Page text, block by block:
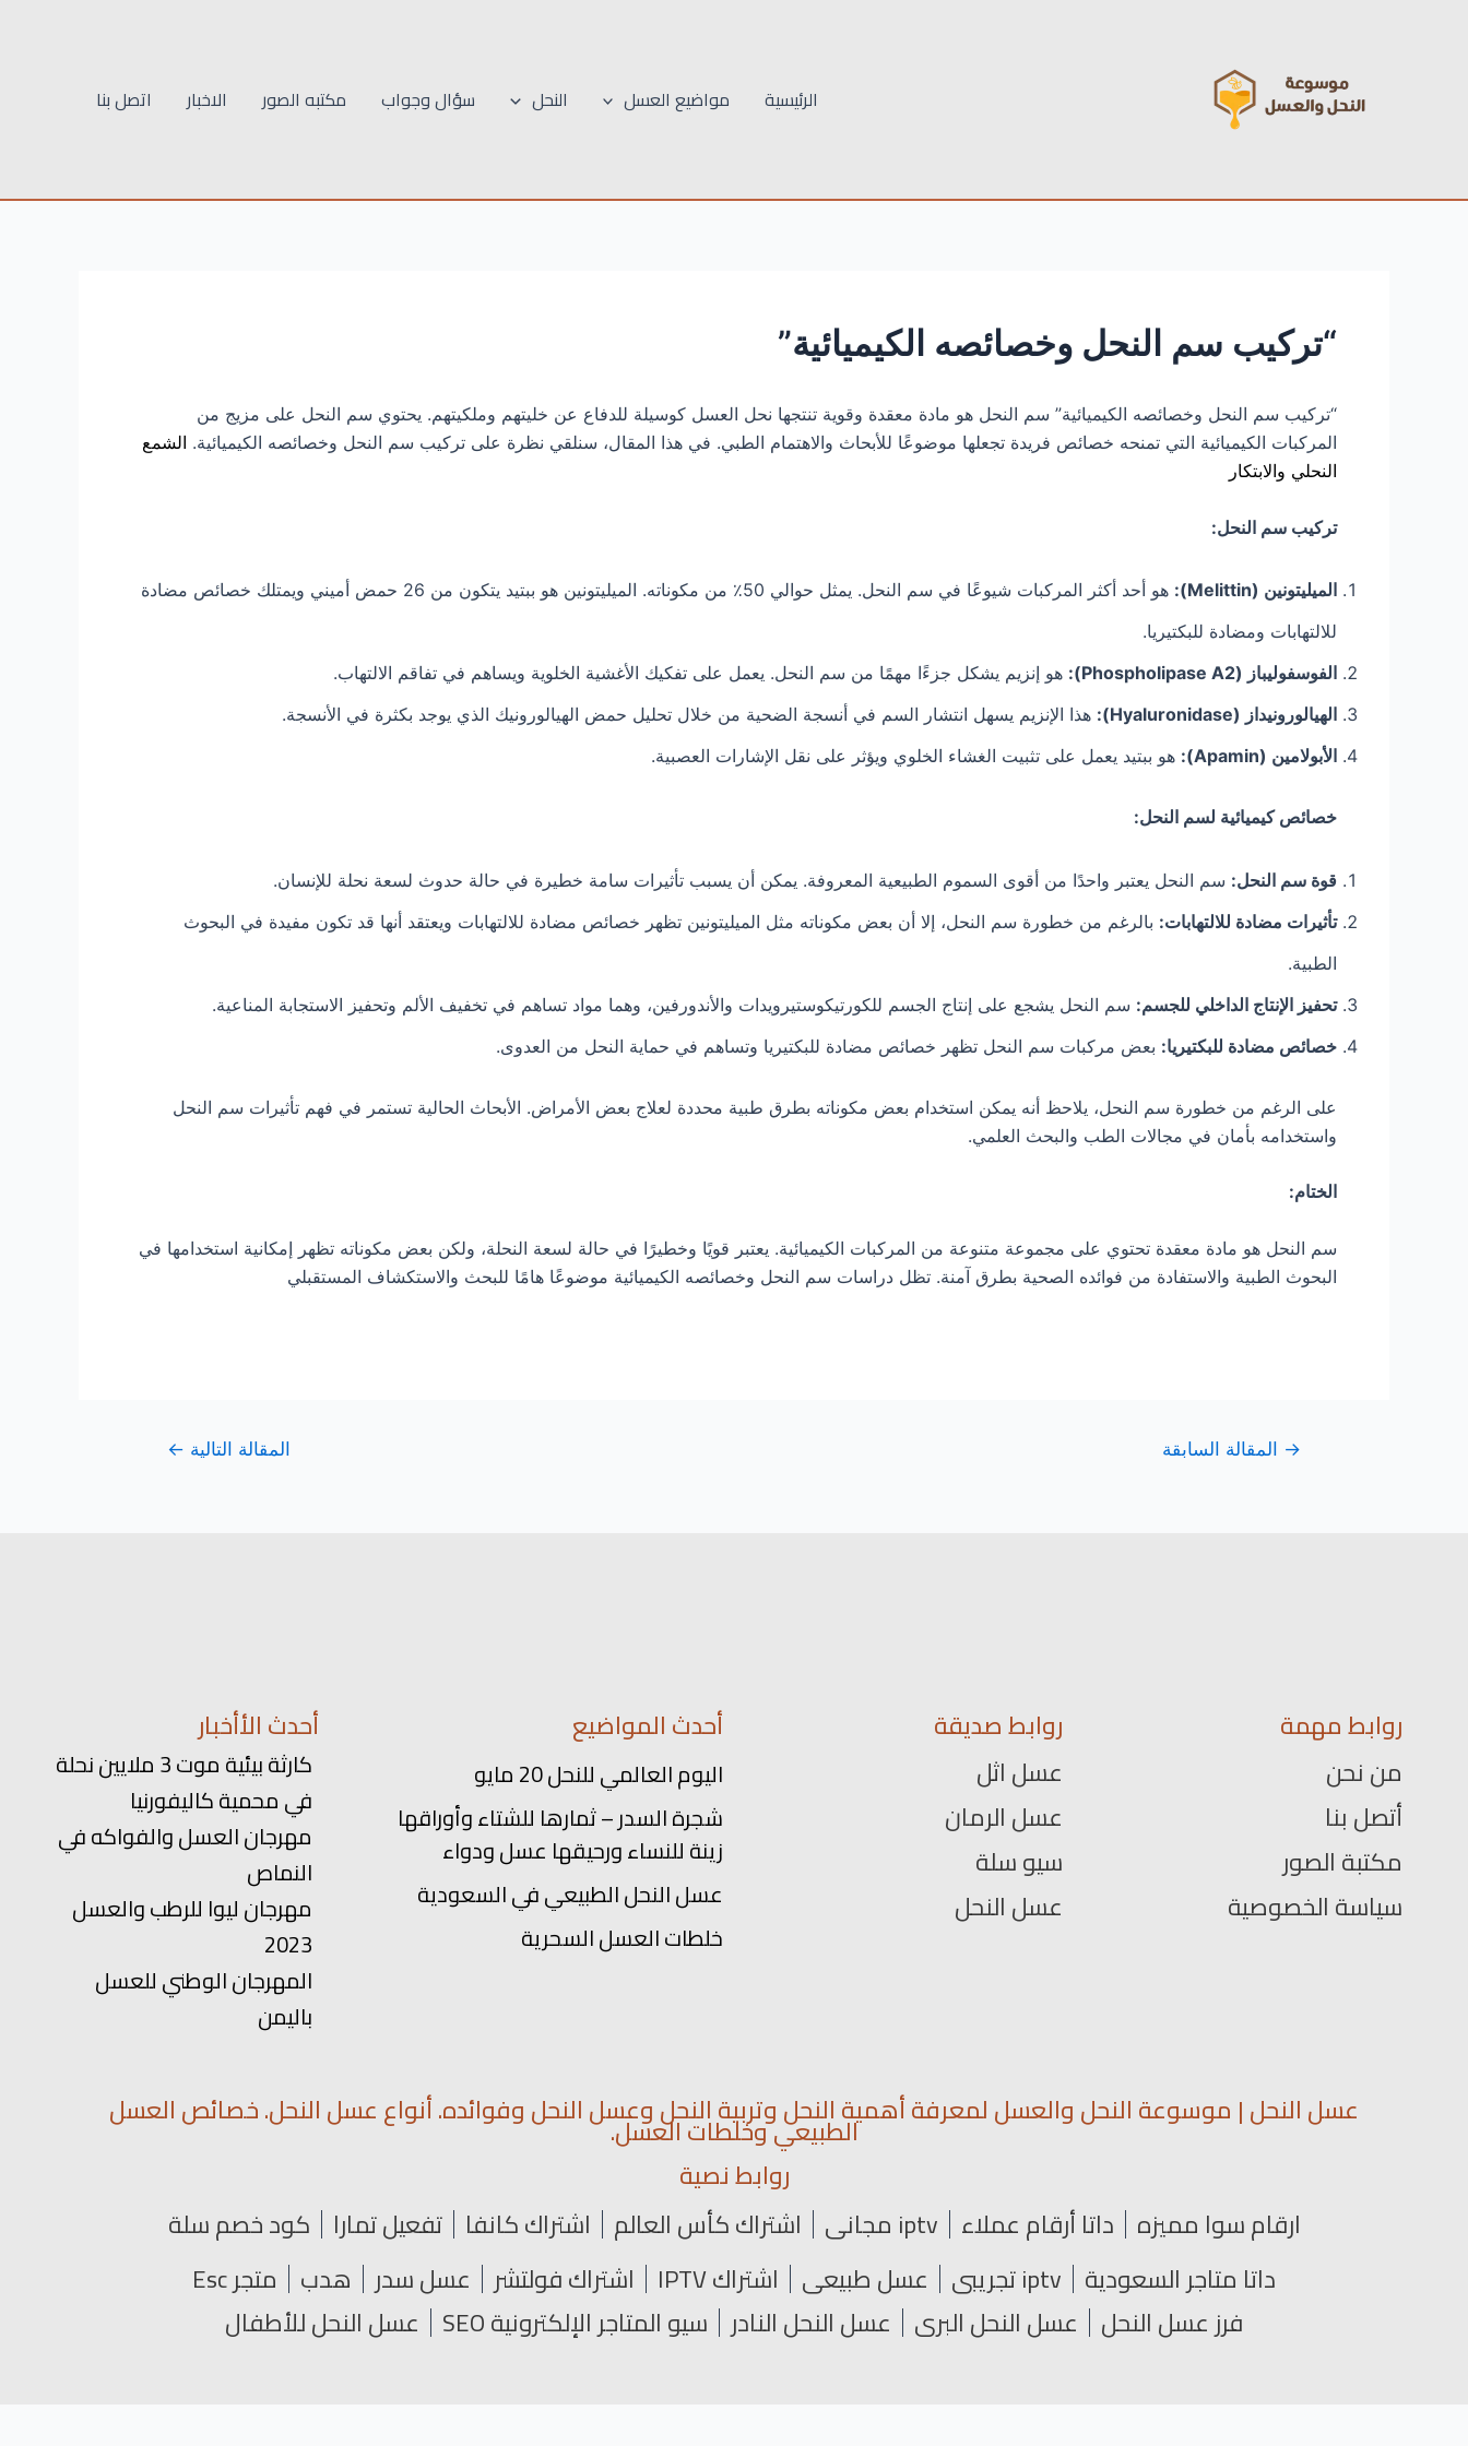
الرئيسية مواضيع العسل النحل سؤال وجواب مكتبه الصور الاخبار اتصل بنا
“تركيب سم النحل وخصائصه الكيميائية”
“تركيب سم النحل وخصائصه الكيميائية” سم النحل هو مادة معقدة وقوية تنتجها نحل العسل كوسيلة للدفاع عن خليتهم وملكيتهم. يحتوي سم النحل على مزيج من
المركبات الكيميائية التي تمنحه خصائص فريدة تجعلها موضوعًا للأبحاث والاهتمام الطبي. في هذا المقال، سنلقي نظرة على تركيب سم النحل وخصائصه الكيميائية. الشمع
النحلي والابتكار
تركيب سم النحل:
الميليتونين (Melittin):
هو أحد أكثر المركبات شيوعًا في سم النحل. يمثل حوالي 50٪ من مكوناته. الميليتونين هو ببتيد يتكون من 26 حمض أميني ويمتلك خصائص مضادة
للالتهابات ومضادة للبكتيريا.
الفوسفوليباز (Phospholipase A2):
هو إنزيم يشكل جزءًا مهمًا من سم النحل. يعمل على تفكيك الأغشية الخلوية ويساهم في تفاقم الالتهاب.
الهيالورونيداز (Hyaluronidase):
هذا الإنزيم يسهل انتشار السم في أنسجة الضحية من خلال تحليل حمض الهيالورونيك الذي يوجد بكثرة في الأنسجة.
الأبولامين (Apamin):
هو ببتيد يعمل على تثبيت الغشاء الخلوي ويؤثر على نقل الإشارات العصبية.
خصائص كيميائية لسم النحل:
قوة سم النحل: سم النحل يعتبر واحدًا من أقوى السموم الطبيعية المعروفة. يمكن أن يسبب تأثيرات سامة خطيرة في حالة حدوث لسعة نحلة للإنسان.
تأثيرات مضادة للالتهابات: بالرغم من خطورة سم النحل، إلا أن بعض مكوناته مثل الميليتونين تظهر خصائص مضادة للالتهابات ويعتقد أنها قد تكون مفيدة في البحوث
الطبية.
تحفيز الإنتاج الداخلي للجسم: سم النحل يشجع على إنتاج الجسم للكورتيكوستيرويدات والأندورفين، وهما مواد تساهم في تخفيف الألم وتحفيز الاستجابة المناعية.
خصائص مضادة للبكتيريا: بعض مركبات سم النحل تظهر خصائص مضادة للبكتيريا وتساهم في حماية النحل من العدوى.
على الرغم من خطورة سم النحل، يلاحظ أنه يمكن استخدام بعض مكوناته بطرق طبية محددة لعلاج بعض الأمراض. الأبحاث الحالية تستمر في فهم تأثيرات سم النحل
واستخدامه بأمان في مجالات الطب والبحث العلمي.
الختام:
سم النحل هو مادة معقدة تحتوي على مجموعة متنوعة من المركبات الكيميائية. يعتبر قويًا وخطيرًا في حالة لسعة النحلة، ولكن بعض مكوناته تظهر إمكانية استخدامها في
البحوث الطبية والاستفادة من فوائده الصحية بطرق آمنة. تظل دراسات سم النحل وخصائصه الكيميائية موضوعًا هامًا للبحث والاستكشاف المستقبلي
→ المقالة السابقة المقالة التالية ←
روابط مهمة
من نحن
أتصل بنا
مكتبة الصور
سياسة الخصوصية
روابط صديقة
عسل اثل
عسل الرمان
سيو سلة
عسل النحل
أحدث المواضيع
اليوم العالمي للنحل 20 مايو
شجرة السدر – ثمارها للشتاء وأوراقها
زينة للنساء ورحيقها عسل ودواء
عسل النحل الطبيعي في السعودية
خلطات العسل السحرية
أحدث الأأخبار
كارثة بيئية موت 3 ملايين نحلة
في محمية كاليفورنيا
مهرجان العسل والفواكه في
النماص
مهرجان ليوا للرطب والعسل
2023
المهرجان الوطني للعسل
باليمن
عسل النحل | موسوعة النحل والعسل لمعرفة أهمية النحل وتربية النحل وعسل النحل وفوائده. أنواع عسل النحل. خصائص العسل
الطبيعي وخلطات العسل.
روابط نصية
ارقام سوا مميزه داتا أرقام عملاء iptv مجاني اشتراك كأس العالم اشتراك كانفا تفعيل تمارا كود خصم سلة
داتا متاجر السعودية iptv تجريبي عسل طبيعي اشتراك IPTV اشتراك فولتشر عسل سدر هدب متجر Esc
فرز عسل النحل عسل النحل البري عسل النحل النادر سيو المتاجر الإلكترونية SEO عسل النحل للأطفال